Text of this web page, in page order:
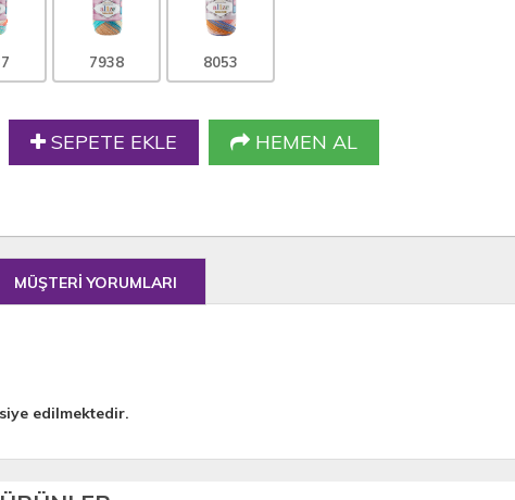
7938 8053
SEPETE EKLE HEMEN AL
MÜŞTERİ YORUMLARI
edilmektedir.